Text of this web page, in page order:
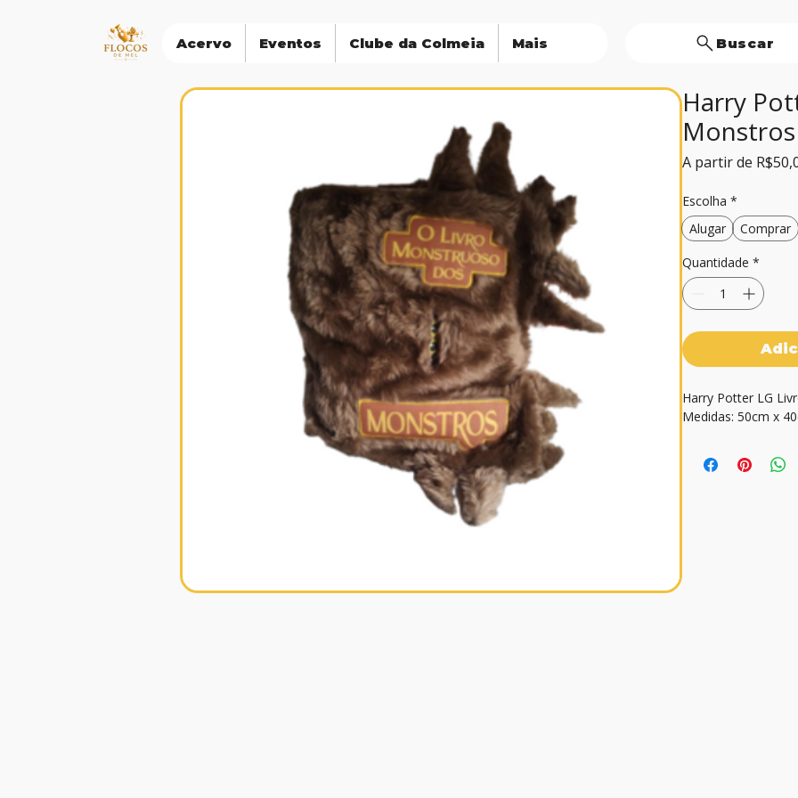
Acervo Eventos Clube da Colmeia Mais Buscar
Harry
Monstros
A partir de
Escolha *
Alugar
Comprar
Quantidade *
Harry Potter LG
Medidas: 50cm x